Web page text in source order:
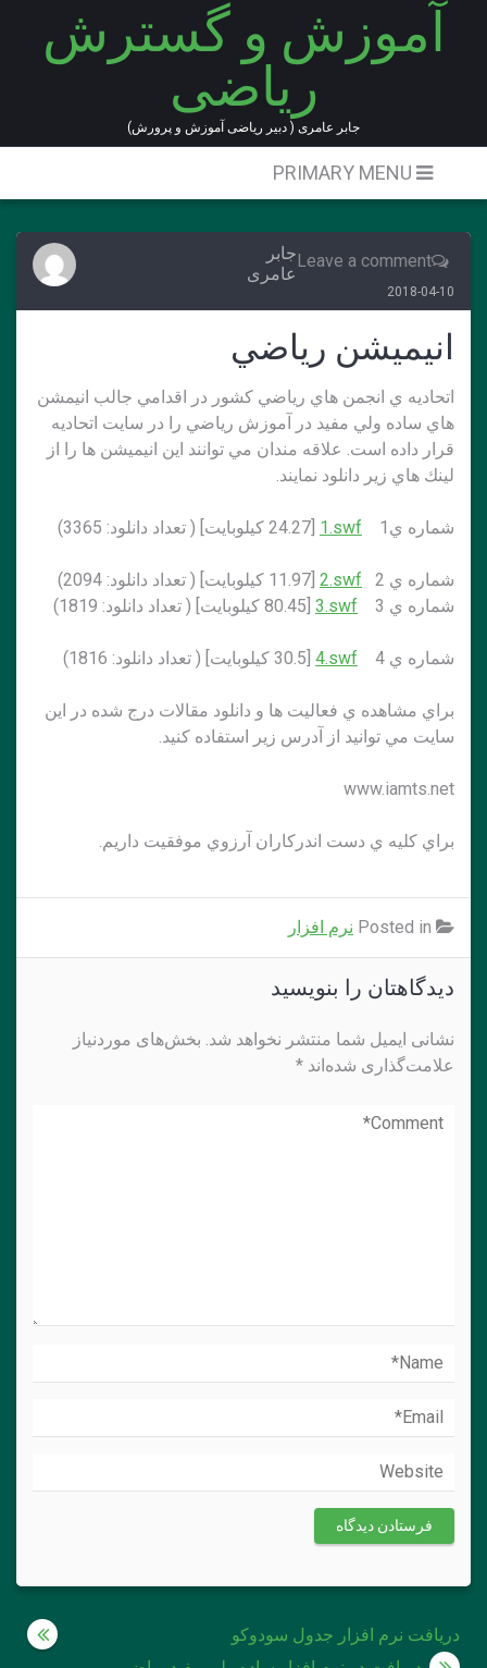
آموزش و گسترش
ریاضی
جابر عامری ( دبیر ریاضی آموزش و پرورش)
Leave a commentجابر
عامری
2018-04-10
انيميشن رياضي
اتحاديه ي انجمن هاي رياضي كشور در اقدامي جالب انيمشن
هاي ساده ولي مفيد در آموزش رياضي را در سايت اتحاديه
قرار داده است. علاقه مندان مي توانند اين انيميشن ها را از
لينك هاي زير دانلود نمايند.
شماره ي1 1.swf
شماره ي 2 2.swf
شماره ي 3
3.swf
شماره ي 4 4.swf
براي مشاهده ي فعاليت ها و دانلود مقالات درج شده در اين
سايت مي توانيد از آدرس زير استفاده كنيد.
www.iamts.net
براي كليه ي دست اندركاران آرزوي موفقيت داريم.
نرم افزار
دیدگاهتان را بنویسید
نشانی ایمیل شما منتشر نخواهد شد. بخش‌های موردنیاز
علامت‌گذاری شده‌اند *
راهبری
دریافت نرم افزار جدول سودوکو